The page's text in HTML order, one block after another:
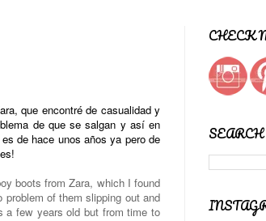
que encontré de casualidad y
de que se salgan y así en
de hace unos años ya pero de
boots from Zara, which I found
of them slipping out and
a few years old but from time to
CHECK
SEARCH